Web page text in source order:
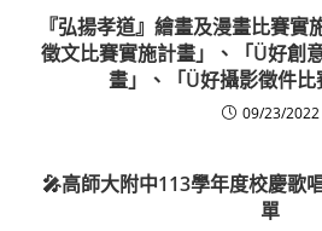
『弘揚孝道』繪畫及漫畫比賽
徵文比賽實施計畫」、「Ü好創
畫」、「Ü好攝影徵件比
09/23/2022
🎤高師大附中113學年度校慶歌
單